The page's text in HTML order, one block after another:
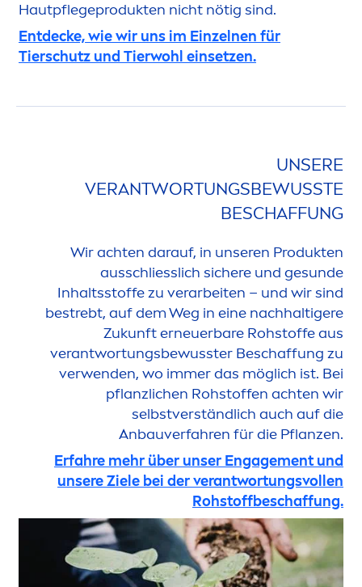
Hautpflegeprodukten nicht nötig sind.
Entdecke, wie wir uns im Einzelnen für
Tierschutz und Tierwohl einsetzen.
UNSERE
VERANTWORTUNGSBEWUSSTE
BESCHAFFUNG
Wir achten darauf, in unseren Produkten
ausschliesslich sichere und gesunde
Inhaltsstoffe zu verarbeiten – und wir sind
bestrebt, auf dem Weg in eine nachhaltigere
Zukunft erneuerbare Rohstoffe aus
verantwortungsbewusster Beschaffung zu
verwenden, wo immer das möglich ist. Bei
pflanzlichen Rohstoffen achten wir
selbstverständlich auch auf die
Anbauverfahren für die Pflanzen.
Erfahre mehr über unser Engagement und
unsere Ziele bei der verantwortungsvollen
Rohstoffbeschaffung.